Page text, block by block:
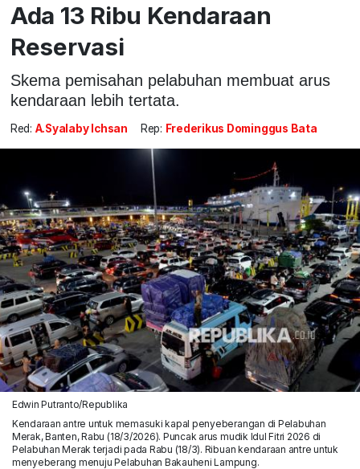
Ada 13 Ribu Kendaraan
Reservasi
Skema pemisahan pelabuhan membuat arus
kendaraan lebih tertata.
Red: A.Syalaby Ichsan Rep: Frederikus Dominggus Bata
Edwin Putranto/Republika
Kendaraan antre untuk memasuki kapal penyeberangan di Pelabuhan
Merak, Banten, Rabu (18/3/2026). Puncak arus mudik Idul Fitri 2026 di
Pelabuhan Merak terjadi pada Rabu (18/3). Ribuan kendaraan antre untuk
menyeberang menuju Pelabuhan Bakauheni Lampung.